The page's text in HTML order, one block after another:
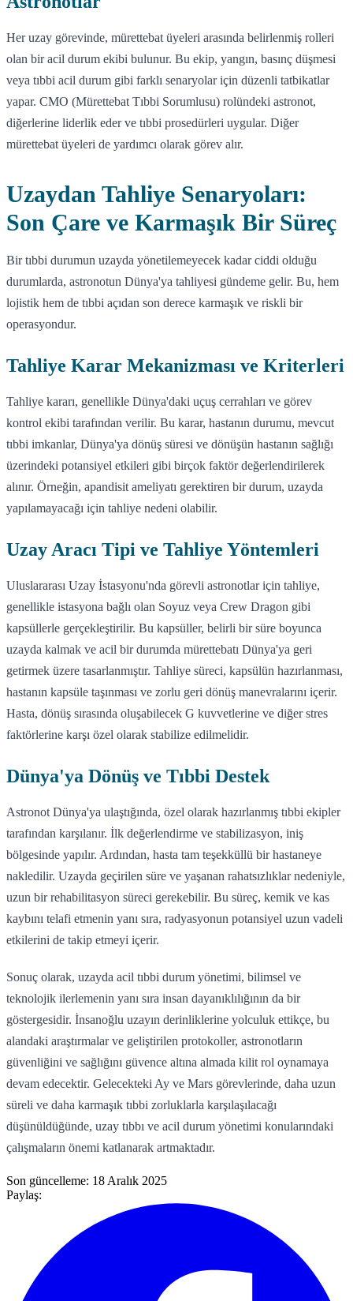
Her uzay görevinde, mürettebat üyeleri arasında belirlenmiş rolleri
olan bir acil durum ekibi bulunur. Bu ekip, yangın, basınç düşmesi
veya tıbbi acil durum gibi farklı senaryolar için düzenli tatbikatlar
yapar. CMO (Mürettebat Tıbbi Sorumlusu) rolündeki astronot,
diğerlerine liderlik eder ve tıbbi prosedürleri uygular. Diğer
mürettebat üyeleri de yardımcı olarak görev alır.
Uzaydan Tahliye Senaryoları:
Son Çare ve Karmaşık Bir Süreç
Bir tıbbi durumun uzayda yönetilemeyecek kadar ciddi olduğu
durumlarda, astronotun Dünya'ya tahliyesi gündeme gelir. Bu, hem
lojistik hem de tıbbi açıdan son derece karmaşık ve riskli bir
operasyondur.
Tahliye Karar Mekanizması ve Kriterleri
Tahliye kararı, genellikle Dünya'daki uçuş cerrahları ve görev
kontrol ekibi tarafından verilir. Bu karar, hastanın durumu, mevcut
tıbbi imkanlar, Dünya'ya dönüş süresi ve dönüşün hastanın sağlığı
üzerindeki potansiyel etkileri gibi birçok faktör değerlendirilerek
alınır. Örneğin, apandisit ameliyatı gerektiren bir durum, uzayda
yapılamayacağı için tahliye nedeni olabilir.
Uzay Aracı Tipi ve Tahliye Yöntemleri
Uluslararası Uzay İstasyonu'nda görevli astronotlar için tahliye,
genellikle istasyona bağlı olan Soyuz veya Crew Dragon gibi
kapsüllerle gerçekleştirilir. Bu kapsüller, belirli bir süre boyunca
uzayda kalmak ve acil bir durumda mürettebatı Dünya'ya geri
getirmek üzere tasarlanmıştır. Tahliye süreci, kapsülün hazırlanması,
hastanın kapsüle taşınması ve zorlu geri dönüş manevralarını içerir.
Hasta, dönüş sırasında oluşabilecek G kuvvetlerine ve diğer stres
faktörlerine karşı özel olarak stabilize edilmelidir.
Dünya'ya Dönüş ve Tıbbi Destek
Astronot Dünya'ya ulaştığında, özel olarak hazırlanmış tıbbi ekipler
tarafından karşılanır. İlk değerlendirme ve stabilizasyon, iniş
bölgesinde yapılır. Ardından, hasta tam teşekküllü bir hastaneye
nakledilir. Uzayda geçirilen süre ve yaşanan rahatsızlıklar nedeniyle,
uzun bir rehabilitasyon süreci gerekebilir. Bu süreç, kemik ve kas
kaybını telafi etmenin yanı sıra, radyasyonun potansiyel uzun vadeli
etkilerini de takip etmeyi içerir.
Sonuç olarak, uzayda acil tıbbi durum yönetimi, bilimsel ve
teknolojik ilerlemenin yanı sıra insan dayanıklılığının da bir
göstergesidir. İnsanoğlu uzayın derinliklerine yolculuk ettikçe, bu
alandaki araştırmalar ve geliştirilen protokoller, astronotların
güvenliğini ve sağlığını güvence altına almada kilit rol oynamaya
devam edecektir. Gelecekteki Ay ve Mars görevlerinde, daha uzun
süreli ve daha karmaşık tıbbi zorluklarla karşılaşılacağı
düşünüldüğünde, uzay tıbbı ve acil durum yönetimi konularındaki
çalışmaların önemi katlanarak artmaktadır.
Son güncelleme: 18 Aralık 2025
Paylaş: